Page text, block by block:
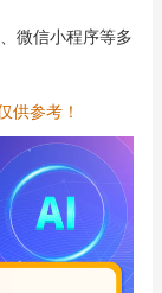
微信小程序等多
供参考！